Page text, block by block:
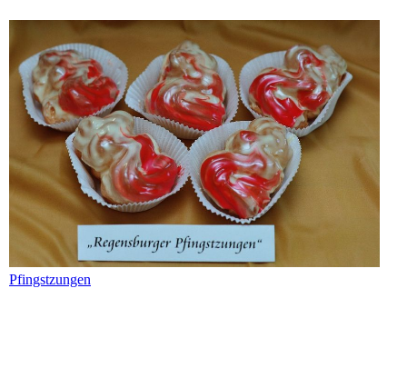
Pfingstzungen